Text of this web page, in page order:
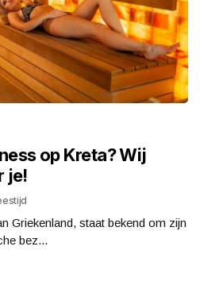
op Kreta? Wij
je!
Griekenland, staat bekend om zijn
bez...